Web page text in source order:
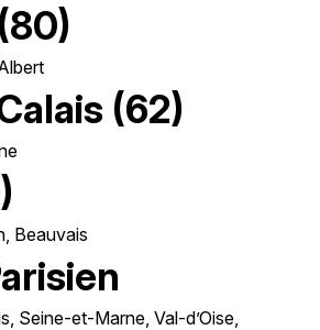
(62)
Beauvais
Seine-et-Marne, Val-d’Oise,